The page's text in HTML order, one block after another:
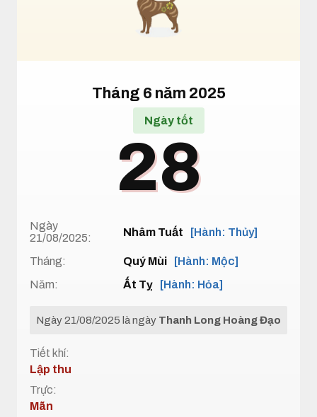
Tháng 6 năm 2025
Ngày tốt
28
Ngày
21/08/2025:
Nhâm Tuất [Hành: Thủy]
Tháng: Quý Mùi
[Hành: Mộc]
Năm:
Ất Tỵ [Hành: Hỏa]
Ngày 21/08/2025 là ngày Thanh Long Hoàng Đạo
Tiết khí:
Lập thu
Trực:
Mãn